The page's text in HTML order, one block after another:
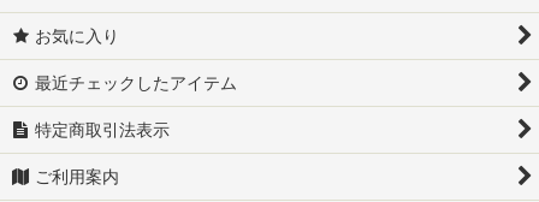
DA63T-スズキ キャリイトラック
DA65T-スズキ キャリイトラック
JB64W-スズキ ジムニー
JB74W-スズキ ジムニー シエラ
お気に入り
最近チェックしたアイテム
特定商取引法表示
ご利用案内